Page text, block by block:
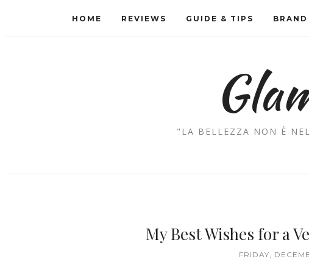
HOME REVIEWS GUIDE & TIPS
"LA BELLEZZA NON È
My Best Wishes for a
FRIDAY,